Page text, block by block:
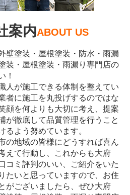
案内ABOUT US
壁塗装・屋根塗装・防水・雨漏
装・屋根塗装・雨漏り専門店の
！
人が施工できる体制を整えてい
者に施工を丸投げするのではな
顔を何よりも大切に考え、提案
が徹底して品質管理を行うこと
るよう努めています。
の地域の皆様にどうすれば喜ん
えて行動し、これからも大府
コミ評判のいい、ご紹介をいた
たいと思っていますので、お住
がございましたら、ぜひ大府